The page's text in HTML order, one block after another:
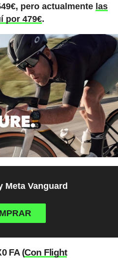
pero actualmente las
por 479€.
Meta Vanguard
FA (Con Flight